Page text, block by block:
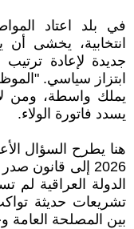
في بلد اعتاد
انتخابية، يخشى أن
جديدة لإعادة
ابتزاز سياسي.
يملك واسطة، ومن
يسدد فاتورة الولاء.
هنا يطرح السؤال
الدولة العراقية
تشريعات حديثة
بين المصلحة العامة